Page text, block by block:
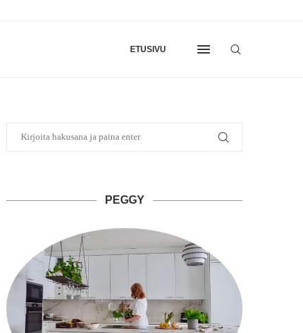
ETUSIVU
PEGGY